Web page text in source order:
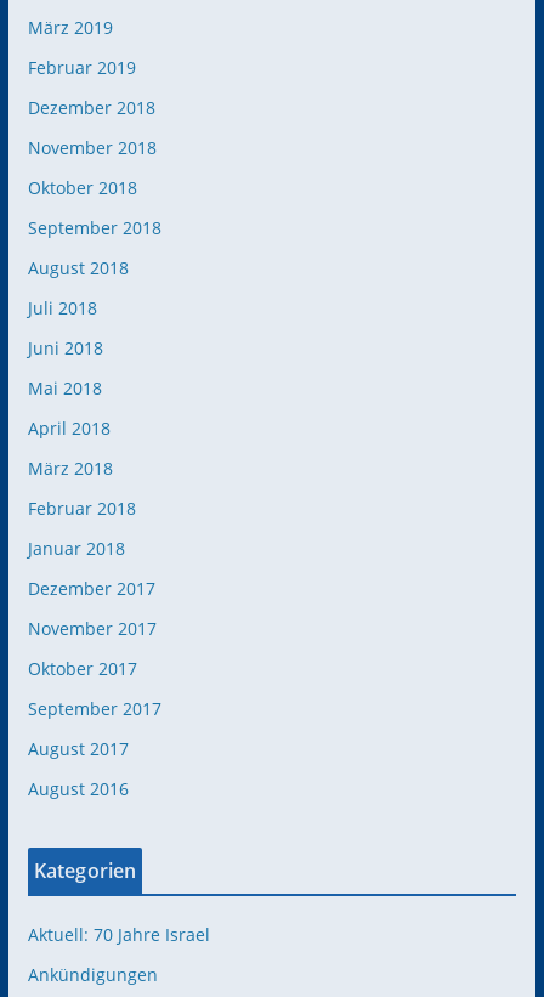
März 2019
Februar 2019
Dezember 2018
November 2018
Oktober 2018
September 2018
August 2018
Juli 2018
Juni 2018
Mai 2018
April 2018
März 2018
Februar 2018
Januar 2018
Dezember 2017
November 2017
Oktober 2017
September 2017
August 2017
August 2016
Kategorien
Aktuell: 70 Jahre Israel
Ankündigungen